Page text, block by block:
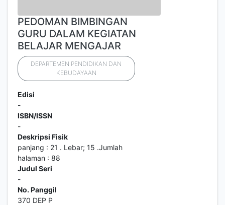
PEDOMAN BIMBINGAN
GURU DALAM KEGIATAN
BELAJAR MENGAJAR
DEPARTEMEN PENDIDIKAN DAN
KEBUDAYAAN
Edisi
-
ISBN/ISSN
-
Deskripsi Fisik
panjang : 21 . Lebar; 15 .Jumlah
halaman : 88
Judul Seri
-
No. Panggil
370 DEP P